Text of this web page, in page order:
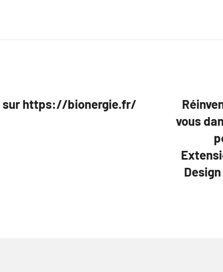
sur https://bionergie.fr/
vous